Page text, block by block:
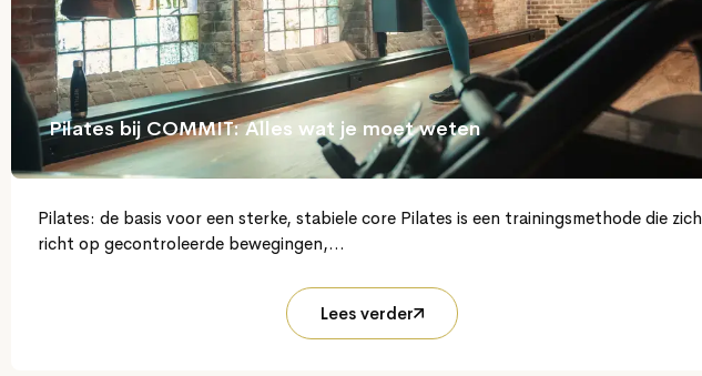
Pilates bij COMMIT: Alles wat je moet weten
Pilates: de basis voor een sterke, stabiele core Pilates is een trainingsmethode die zich
richt op gecontroleerde bewegingen,...
Lees verder